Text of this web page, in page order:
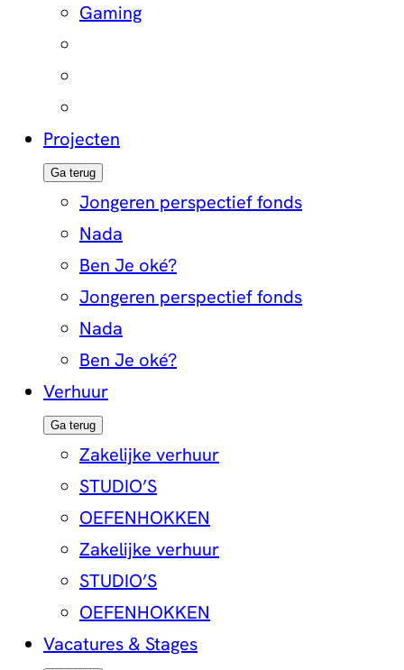
Gaming
Projecten
Ga terug
Jongeren perspectief fonds
Nada
Ben Je oké?
Jongeren perspectief fonds
Nada
Ben Je oké?
Verhuur
Ga terug
Zakelijke verhuur
STUDIO’S
OEFENHOKKEN
Zakelijke verhuur
STUDIO’S
OEFENHOKKEN
Vacatures & Stages